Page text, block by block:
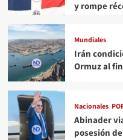
y rompe
Mundiales
Irán
Ormuz al
Nacionales
Abinader
posesión